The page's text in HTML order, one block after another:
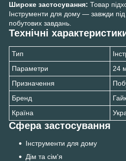
Широке застосування: Товар
Інструменти для дому — завжди
побутових завдань.
Технічні
Тип
Параметри
24
Призначення
Бренд
Країна
Сфера застосування
Інструменти для дому
Дім та сім'я